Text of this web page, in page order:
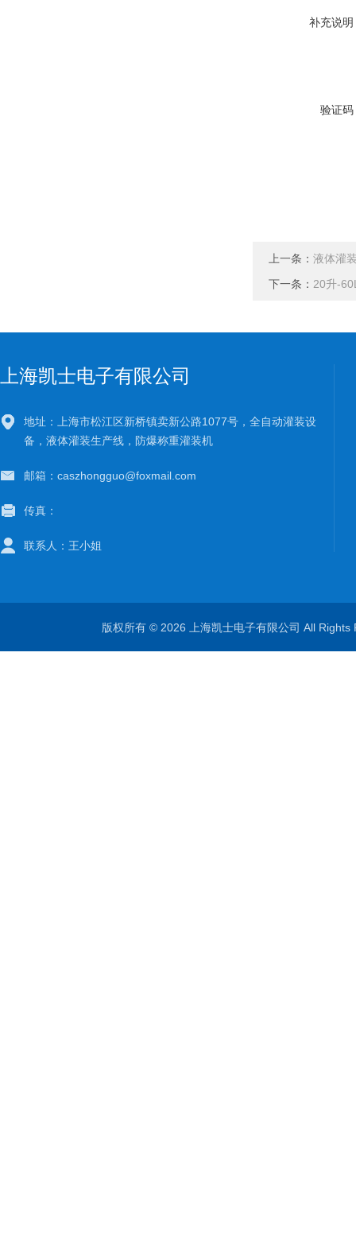
补充说明
验证码
上一条： 液体灌
下一条： 20升-
上海凯士电子有限公司
地址：上海市松江区新桥镇卖新公路1077号，全自动灌装设
备，液体灌装生产线，防爆称重灌装机
邮箱：caszhongguo@foxmail.com
传真：
联系人：王小姐
版权所有 © 2026 上海凯士电子有限公司 All